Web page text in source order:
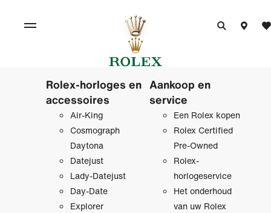
Rolex-horloges en
accessoires
Air-King
Cosmograph
Daytona
Datejust
Lady-Datejust
Day-Date
Explorer
Aankoop en
service
Een Rolex kopen
Rolex Certified
Pre‑Owned
Rolex-
horlogeservice
Het onderhoud
van uw Rolex